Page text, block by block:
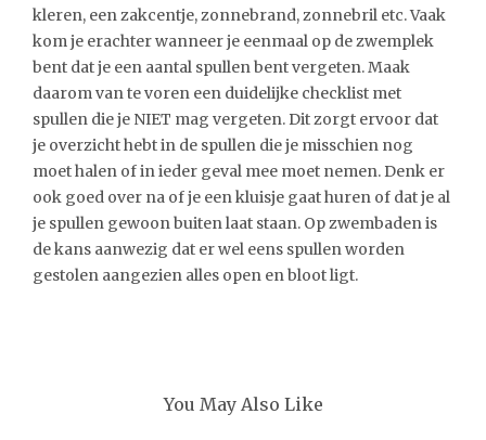
kleren, een zakcentje, zonnebrand, zonnebril etc. Vaak
kom je erachter wanneer je eenmaal op de zwemplek
bent dat je een aantal spullen bent vergeten. Maak
daarom van te voren een duidelijke checklist met
spullen die je NIET mag vergeten. Dit zorgt ervoor dat
je overzicht hebt in de spullen die je misschien nog
moet halen of in ieder geval mee moet nemen. Denk er
ook goed over na of je een kluisje gaat huren of dat je al
je spullen gewoon buiten laat staan. Op zwembaden is
de kans aanwezig dat er wel eens spullen worden
gestolen aangezien alles open en bloot ligt.
You May Also Like